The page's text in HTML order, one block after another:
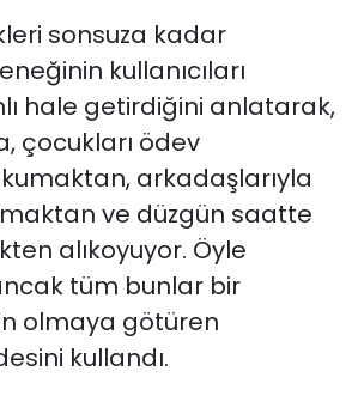
sonsuza kadar
kullanıcıları
hale getirdiğini anlatarak,
çocukları ödev
arkadaşlarıyla
ve düzgün saatte
alıkoyuyor. Öyle
tüm bunlar bir
olmaya götüren
kullandı.